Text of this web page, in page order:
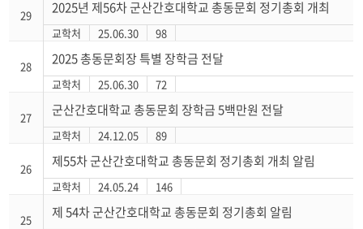
29 2025년 제56차 군산간호대학교 총동문회 정기총회 개최
교학처 25.06.30 98
28 2025 총동문회장 특별 장학금 전달
교학처 25.06.30 72
27 군산간호대학교 총동문회 장학금 5백만원 전달
교학처 24.12.05 89
26 제55차 군산간호대학교 총동문회 정기총회 개최 알림
교학처 24.05.24 146
25 제 54차 군산간호대학교 총동문회 정기총회 알림